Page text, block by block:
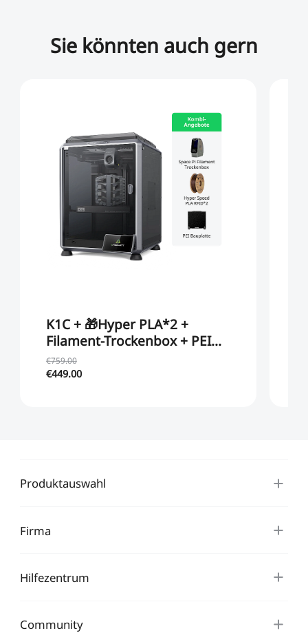
Sie könnten auch gern
K1C + 🎁Hyper PLA*2 +
Filament-Trockenbox + PEI
Bauplatt
€759.00
€449.00
Produktauswahl
Firma
Hilfezentrum
Community